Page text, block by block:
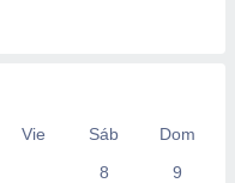
Vie Sáb
Dom
8
9